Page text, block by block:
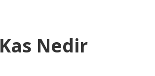
Nedir